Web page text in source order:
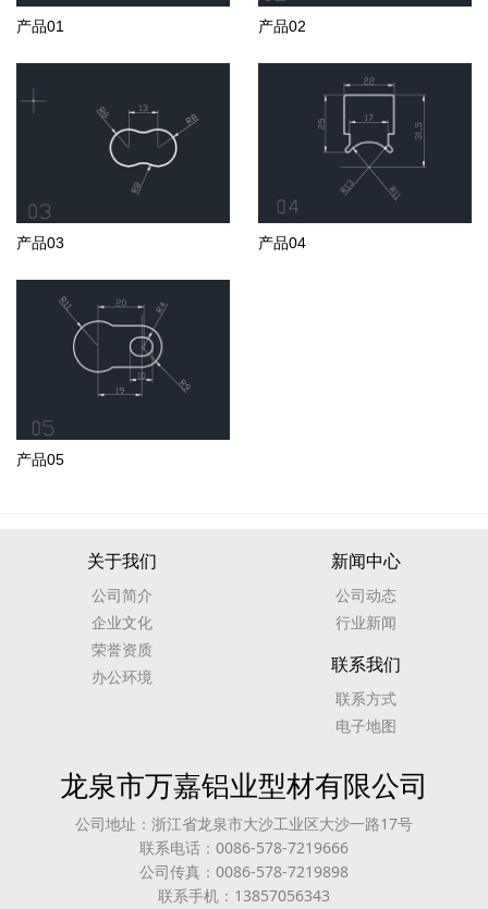
产品01 产品02
产品03 产品04
产品05
关于我们
公司简介
企业文化
荣誉资质
办公环境
新闻中心
公司动态
行业新闻
联系我们
联系方式
电子地图
龙泉市万嘉铝业型材有限公司
公司地址：浙江省龙泉市大沙工业区大沙一路17号
联系电话：0086-578-7219666
公司传真：0086-578-7219898
联系手机：13857056343